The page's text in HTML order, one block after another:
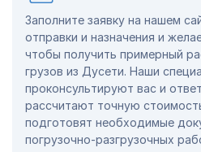
Заполните заявку на нашем
отправки и назначения и
чтобы получить примерный
грузов из Дусети. Наши
проконсультируют вас и
рассчитают точную
подготовят необходимые
погрузочно-разгрузочных